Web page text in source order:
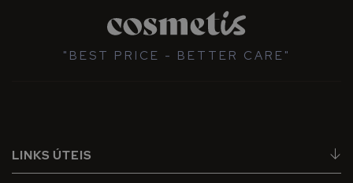
"BEST PRICE - BETTER CARE"
LINKS ÚTEIS